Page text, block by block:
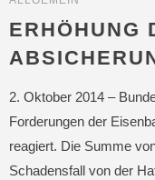
ERHÖHUNG
2. Oktober 2014 –
Forderungen der
reagiert. Die Summe
Schadensfall von der